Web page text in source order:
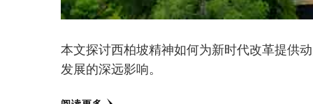
本文探讨西柏坡精神如何为新时代改革提供
发展的深远影响。